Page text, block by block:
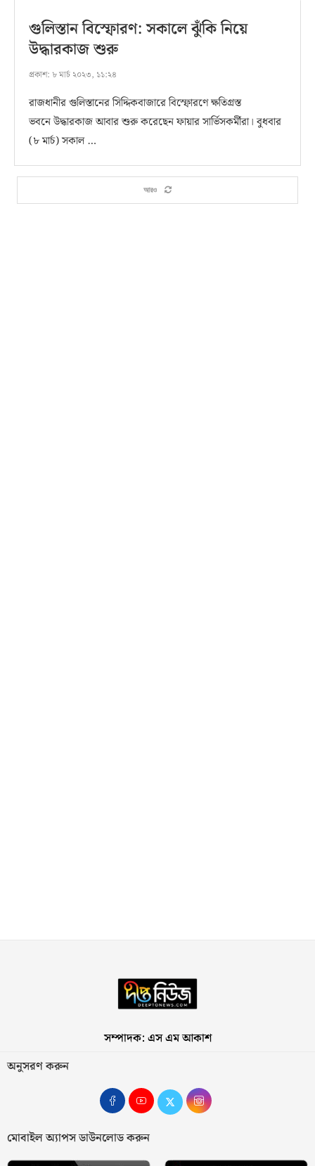
গুলিস্তান বিস্ফোরণ: সকালে ঝুঁকি নিয়ে
উদ্ধারকাজ শুরু
প্রকাশ: ৮ মার্চ ২০২৩, ১১:২৪
রাজধানীর গুলিস্তানের সিদ্দিকবাজারে বিস্ফোরণে ক্ষতিগ্রস্ত
ভবনে উদ্ধারকাজ আবার শুরু করেছেন ফায়ার সার্ভিসকর্মীরা। বুধবার
(৮ মার্চ) সকাল …
আরও
সম্পাদক: এস এম আকাশ
অনুসরণ করুন
মোবাইল অ্যাপস ডাউনলোড করুন